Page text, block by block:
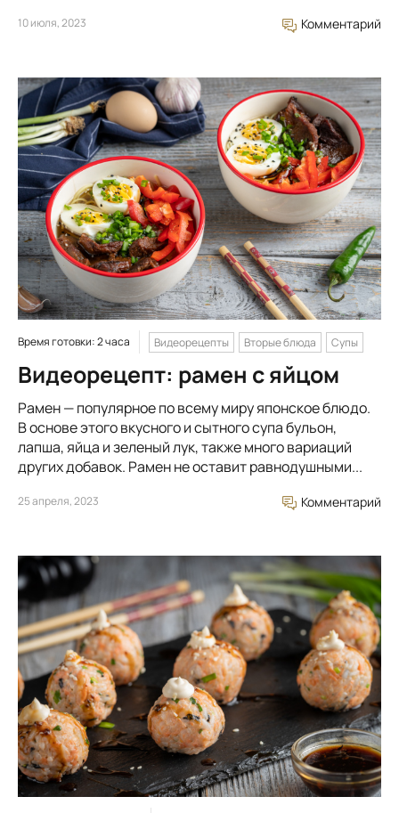
10 июля, 2023 Комментарий
Время готовки: 2 часа Видеорецепты Вторые блюда Супы
Видеорецепт: рамен с яйцом
Рамен — популярное по всему миру японское блюдо.
В основе этого вкусного и сытного супа бульон,
лапша, яйца и зеленый лук, также много вариаций
других добавок. Рамен не оставит равнодушными...
25 апреля, 2023 Комментарий